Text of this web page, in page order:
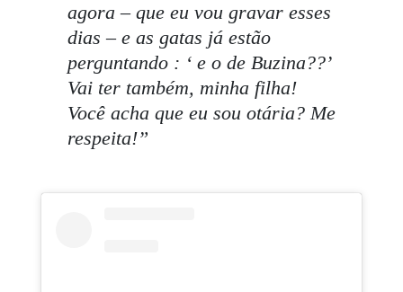
agora – que eu vou gravar esses
dias – e as gatas já estão
perguntando : ‘ e o de Buzina??’
Vai ter também, minha filha!
Você acha que eu sou otária? Me
respeita!”